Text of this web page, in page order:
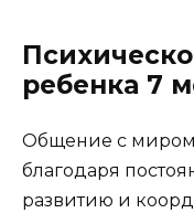
ребенка 7
Общение с миром
благодаря
развитию и